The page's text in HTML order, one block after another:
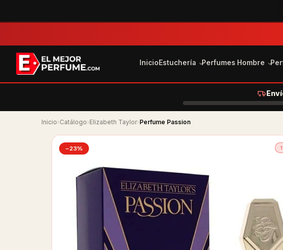
InicioEstuchería Perfumes Hombre
Inicio›Catálogo›Elizabeth Taylor›Perfume Passion
−23%